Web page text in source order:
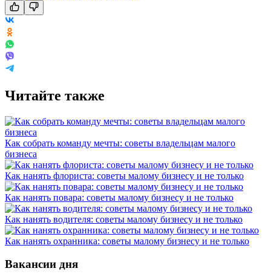
Читайте также
Как собрать команду мечты: советы владельцам малого
бизнеса
Как нанять флориста: советы малому бизнесу и не только
Как нанять повара: советы малому бизнесу и не только
Как нанять водителя: советы малому бизнесу и не только
Как нанять охранника: советы малому бизнесу и не только
Вакансии дня